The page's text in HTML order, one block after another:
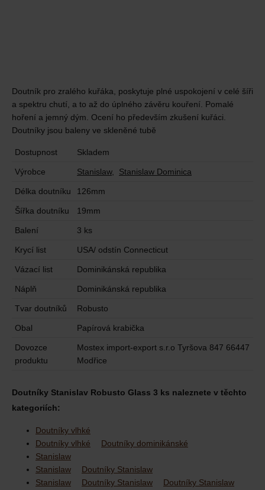
Doutník pro zralého kuřáka, poskytuje plné uspokojení v celé šíři
a spektru chutí, a to až do úplného závěru kouření. Pomalé
hoření a jemný dým. Ocení ho především zkušení kuřáci.
Doutníky jsou baleny ve skleněné tubě
Dostupnost Skladem
Výrobce Stanislaw, Stanislaw Dominica
Délka doutníku 126mm
Šířka doutníku 19mm
Balení 3 ks
Krycí list USA/ odstín Connecticut
Vázací list Dominikánská republika
Náplň Dominikánská republika
Tvar doutníků Robusto
Obal Papírová krabička
Dovozce
produktu
Mostex import-export s.r.o Tyršova 847 66447
Modřice
Doutníky Stanislav Robusto Glass 3 ks naleznete v těchto
kategoriích:
Doutníky vlhké
Doutníky vlhké
Doutníky dominikánské
Stanislaw
Stanislaw
Doutníky Stanislaw
Stanislaw
Doutníky Stanislaw
Doutníky Stanislaw